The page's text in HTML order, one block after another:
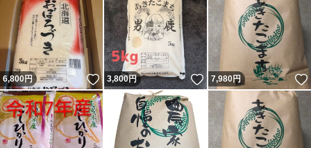
6,800円 いいね！
3,800円 いいね！
7,980円